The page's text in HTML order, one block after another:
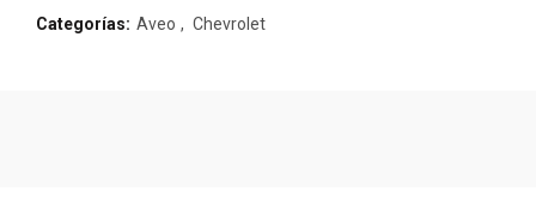
Categorías: Aveo , Chevrolet